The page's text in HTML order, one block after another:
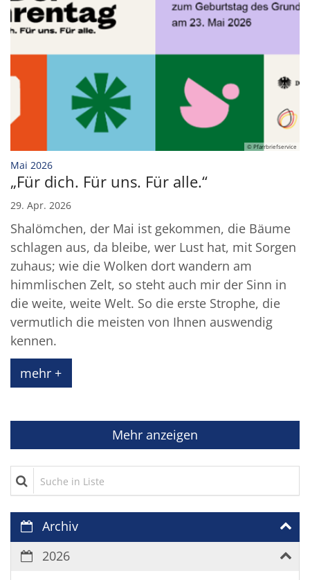
© Pfarrbriefservice
Mai 2026:
„Für dich. Für uns. Für alle.“
29. Apr. 2026
Shalömchen, der Mai ist gekommen, die Bäume
schlagen aus, da bleibe, wer Lust hat, mit Sorgen
zuhaus; wie die Wolken dort wandern am
himmlischen Zelt, so steht auch mir der Sinn in
die weite, weite Welt. So die erste Strophe, die
vermutlich die meisten von Ihnen auswendig
kennen.
mehr +
Mehr anzeigen
Suche in Liste
Archiv
2026